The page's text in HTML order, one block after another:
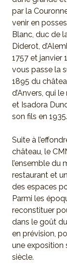
par la
venir en
Blanc, duc de
Diderot,
1757 et janvier
vous passe la
1895 du
d’Anvers, qui
et Isadora
son fils en 1935.
Suite à
château, le
l’ensemble du
restaurant et
des espaces
Parmi les
reconstituer
dans le goût
en prévision,
une exposition
siècle.